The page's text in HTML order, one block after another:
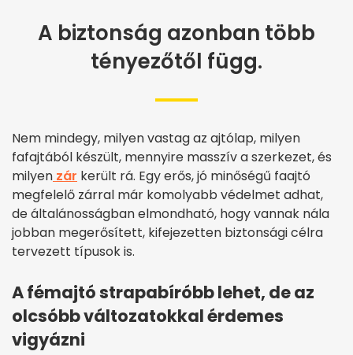
A biztonság azonban több
tényezőtől függ.
Nem mindegy, milyen vastag az ajtólap, milyen
fafajtából készült, mennyire masszív a szerkezet, és
milyen zár került rá. Egy erős, jó minőségű faajtó
megfelelő zárral már komolyabb védelmet adhat,
de általánosságban elmondható, hogy vannak nála
jobban megerősített, kifejezetten biztonsági célra
tervezett típusok is.
A fémajtó strapabíróbb lehet, de az
olcsóbb változatokkal érdemes
vigyázni